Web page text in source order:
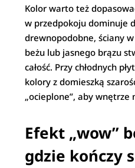
Kolor warto też
w przedpokoju dominuje
drewnopodobne, ściany
beżu lub jasnego brązu
całość. Przy chłodnych
kolory z domieszką
„ocieplone”, aby wnętrze
Efekt „wow”
gdzie kończy